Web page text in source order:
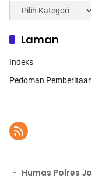
Kategori
Laman
Indeks
Pedoman
- Humas Polres